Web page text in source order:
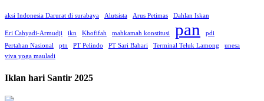
aksi Indonesia Darurat di surabaya Alutsista Arus Petimas Dahlan Iskan
Eri Cahyadi-Armudji ikn Khofifah mahkamah konstitusi pan
pdi
Pertahan Nasional
ptn PT Pelindo PT Sari Bahari Terminal Teluk Lamong
unesa
viva yoga mauladi
Iklan hari Santir 2025